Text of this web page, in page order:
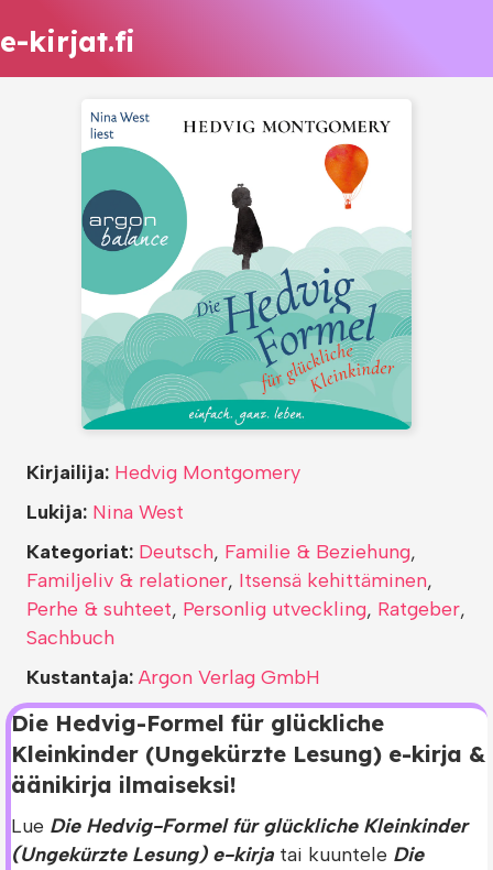
e-kirjat.fi
Die Hedvig-Formel für glückliche
Kleinkinder (Ungekürzte Lesung) e-kirja &
äänikirja ilmaiseksi!
Lue Die Hedvig-Formel für glückliche Kleinkinder
(Ungekürzte Lesung) e-kirja tai kuuntele Die
Kirjailija: Hedvig Montgomery
Lukija: Nina West
Kategoriat: Deutsch, Familie & Beziehung,
Familjeliv & relationer, Itsensä kehittäminen,
Perhe & suhteet, Personlig utveckling, Ratgeber,
Sachbuch
Kustantaja: Argon Verlag GmbH